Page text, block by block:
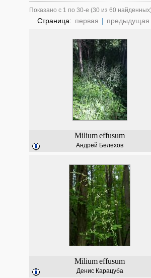
Показано с 1 по 30-е (30 из 60
Страница: первая | предыдущая
Miliumeffusum
Андрей Белехов
Miliumeffusum
Денис Карацуба